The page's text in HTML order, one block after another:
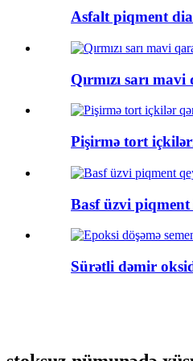
Asfalt piqment
Qırmızı sarı
Pişirmə tort
Basf üzvi
Sürətli dəmir